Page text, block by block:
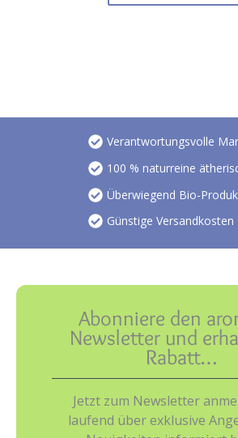
Verantwortungsvolle
100 % naturreine
Überwiegend Bio-
Günstige Versandkosten
Abonniere den
Newsletter und
Rabatt…
Jetzt zum Newsletter
laufend über exklusive